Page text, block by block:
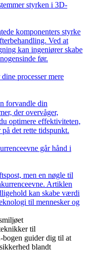
styrken i 3D-
komponenters styrke
Ved at
kan ingeniører skabe
før.
processer mere
forvandle din
der overvåger,
optimere effektiviteten,
det rette tidspunkt.
går hånd i
men en nøgle til
Artiklen
kan skabe værdi
til mennesker og
til
guider dig til at
blandt